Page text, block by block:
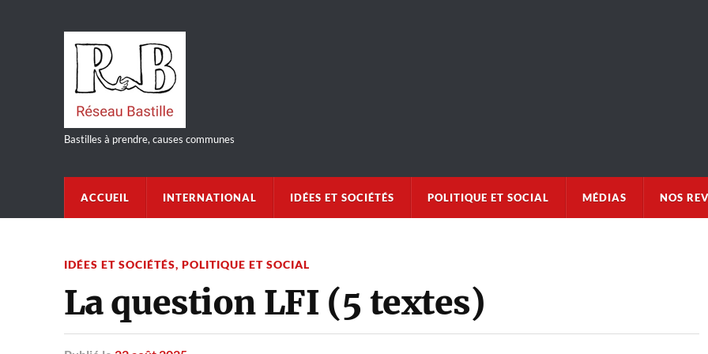
Bastilles à prendre, causes communes
ACCUEIL INTERNATIONAL IDÉES ET SOCIÉTÉS POLITIQUE ET SOCIAL MÉDIAS NOS
IDÉES ET SOCIÉTÉS, POLITIQUE ET SOCIAL
La question LFI (5 textes)